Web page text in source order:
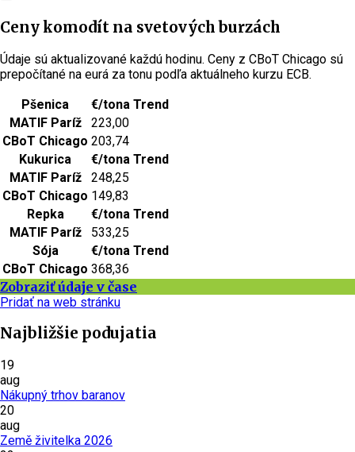
Ceny komodít na svetových burzách
Údaje sú aktualizované každú hodinu. Ceny z CBoT Chicago sú
prepočítané na eurá za tonu podľa aktuálneho kurzu ECB.
Pšenica
€/tona Trend
MATIF Paríž
223,00
CBoT Chicago 203,74
Kukurica
€/tona Trend
MATIF Paríž
248,25
CBoT Chicago 149,83
Repka
€/tona Trend
MATIF Paríž
533,25
Sója
€/tona Trend
CBoT Chicago 368,36
Zobraziť údaje v čase
Pridať na web stránku
Najbližšie podujatia
19
aug
Nákupný trhov baranov
20
aug
Země živitelka 2026